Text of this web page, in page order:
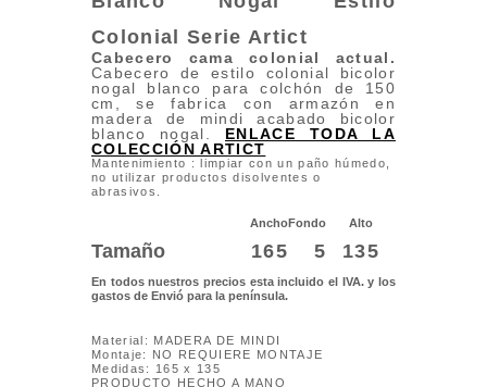
Colonial Serie Artict
Cabecero cama colonial actual .
Cabecero de estilo colonial bicolor
nogal blanco para colchón de 150
cm, se fabrica con armazón en
madera de mindi acabado bicolor
blanco nogal. ENLACE TODA LA
COLECCIÓN ARTICT
Mantenimiento : limpiar con un paño húmedo,
no utilizar productos disolventes o
abrasivos.
AnchoFondo Alto
Tamaño 165 5 135
En todos nuestros precios esta incluido el IVA. y los
gastos de Envió para la península.
Material: MADERA DE MINDI
Montaje: NO REQUIERE MONTAJE
Medidas: 165 x 135
PRODUCTO HECHO A MANO